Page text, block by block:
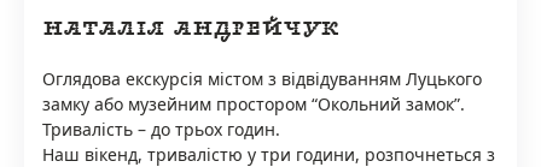
НАТАЛІЯ АНДРЕЙЧУК
Оглядова екскурсія містом з відвідуванням Луцького
замку або музейним простором “Окольний замок”.
Тривалість – до трьох годин.
Наш вікенд, тривалістю у три години, розпочнеться з